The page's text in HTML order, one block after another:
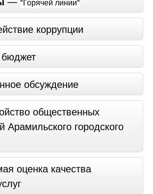
коррупции
обсуждение
общественных
Арамильского городского
оценка качества